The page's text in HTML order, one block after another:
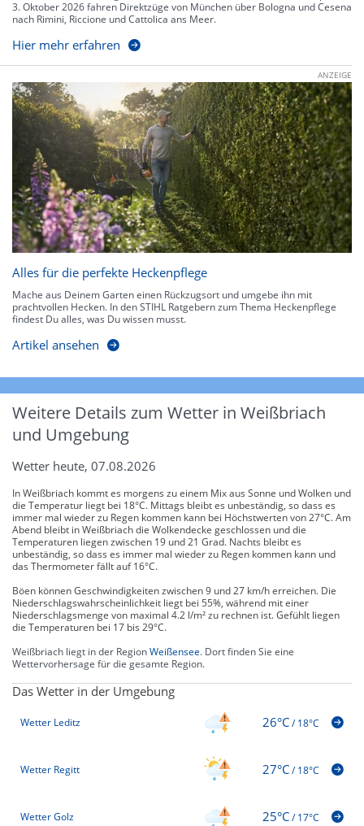
3. Oktober 2026 fahren Direktzüge von München über Bologna und Cesena
nach Rimini, Riccione und Cattolica ans Meer.
Hier mehr erfahren
ANZEIGE
Alles für die perfekte Heckenpflege
Mache aus Deinem Garten einen Rückzugsort und umgebe ihn mit
prachtvollen Hecken. In den STIHL Ratgebern zum Thema Heckenpflege
findest Du alles, was Du wissen musst.
Artikel ansehen
Weitere Details zum Wetter in Weißbriach
und Umgebung
Wetter heute, 07.08.2026
In Weißbriach kommt es morgens zu einem Mix aus Sonne und Wolken und
die Temperatur liegt bei 18°C. Mittags bleibt es unbeständig, so dass es
immer mal wieder zu Regen kommen kann bei Höchstwerten von 27°C. Am
Abend bleibt in Weißbriach die Wolkendecke geschlossen und die
Temperaturen liegen zwischen 19 und 21 Grad. Nachts bleibt es
unbeständig, so dass es immer mal wieder zu Regen kommen kann und
das Thermometer fällt auf 16°C.
Böen können Geschwindigkeiten zwischen 9 und 27 km/h erreichen. Die
Niederschlagswahrscheinlichkeit liegt bei 55%, während mit einer
Niederschlagsmenge von maximal 4.2 l/m² zu rechnen ist. Gefühlt liegen
die Temperaturen bei 17 bis 29°C.
Weißbriach liegt in der RegionWeißensee. Dort finden Sie eine
Wettervorhersage für die gesamte Region.
Das Wetter in der Umgebung
Wetter Leditz 26°C/18°C
Wetter Regitt 27°C/18°C
Wetter Golz 25°C/17°C